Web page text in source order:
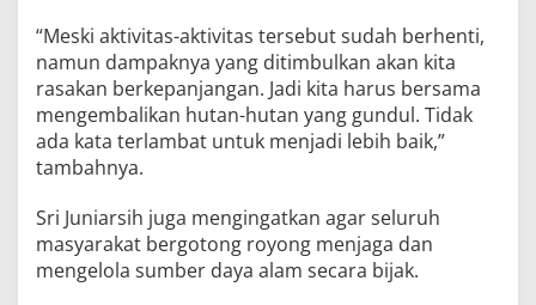
“Meski aktivitas-aktivitas tersebut sudah berhenti,
namun dampaknya yang ditimbulkan akan kita
rasakan berkepanjangan. Jadi kita harus bersama
mengembalikan hutan-hutan yang gundul. Tidak
ada kata terlambat untuk menjadi lebih baik,”
tambahnya.
Sri Juniarsih juga mengingatkan agar seluruh
masyarakat bergotong royong menjaga dan
mengelola sumber daya alam secara bijak.